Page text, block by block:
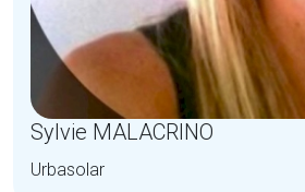
Sylvie MALACRINO
Urbasolar